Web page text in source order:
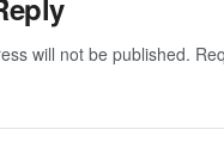
will not be published.